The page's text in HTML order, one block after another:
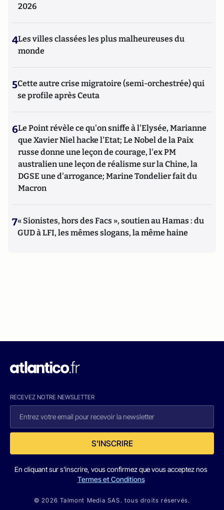
2026
4Les villes classées les plus malheureuses du
monde
5Cette autre crise migratoire (semi-orchestrée) qui
se profile après Ceuta
6Le Point révèle ce qu'on sniffe à l'Elysée, Marianne
que Xavier Niel hacke l'Etat; Le Nobel de la Paix
russe donne une leçon de courage, l'ex PM
australien une leçon de réalisme sur la Chine, la
DGSE une d'arrogance; Marine Tondelier fait du
Macron
7« Sionistes, hors des Facs », soutien au Hamas : du
GUD à LFI, les mêmes slogans, la même haine
RECEVEZ NOTRE NEWSLETTER
S'INSCRIRE
En cliquant sur s'inscrire, vous confirmez que vous acceptez nos
Termes et Conditions
© 2026 Talmont Media SAS. tous droits réservés.